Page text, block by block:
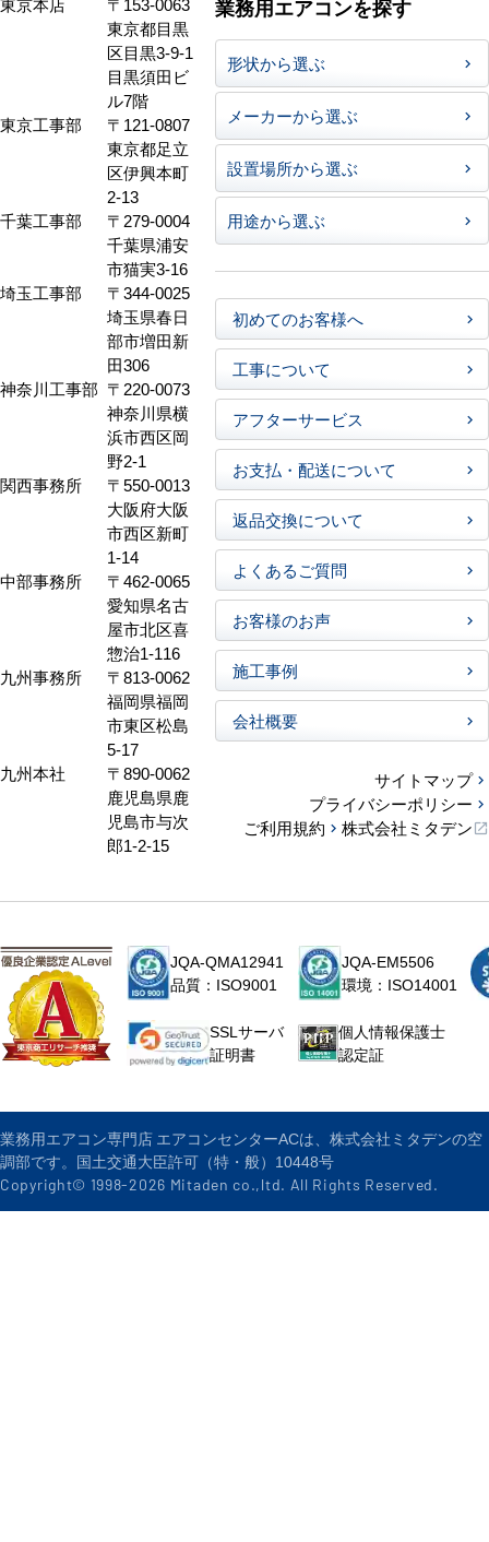
東京都目黒
区目黒3-9-1
目黒須田ビ
ル7階
東京工事部
〒121-0807
東京都足立
区伊興本町
2-13
千葉工事部
〒279-0004
千葉県浦安
市猫実3-16
埼玉工事部
〒344-0025
埼玉県春日
部市増田新
田306
神奈川工事部 〒220-0073
神奈川県横
浜市西区岡
野2-1
関西事務所
〒550-0013
大阪府大阪
市西区新町
1-14
中部事務所
〒462-0065
愛知県名古
屋市北区喜
惣治1-116
九州事務所
〒813-0062
福岡県福岡
市東区松島
5-17
九州本社
〒890-0062
鹿児島県鹿
児島市与次
郎1-2-15
業務用エアコンを探す
形状から選ぶ
メーカーから選ぶ
設置場所から選ぶ
用途から選ぶ
初めてのお客様へ
工事について
アフターサービス
お支払・配送について
返品交換について
よくあるご質問
お客様のお声
施工事例
会社概要
サイトマップ
プライバシーポリシー
ご利用規約
株式会社ミタデン
JQA-QMA12941
品質：ISO9001
JQA-EM5506
環境：ISO14001
SSLサーバ
証明書
個人情報保護士
認定証
業務用エアコン専門店 エアコンセンターACは、株式会社ミタデンの空
調部です。国土交通大臣許可（特・般）10448号
Copyright© 1998-2026 Mitaden co.,ltd. All Rights Reserved.